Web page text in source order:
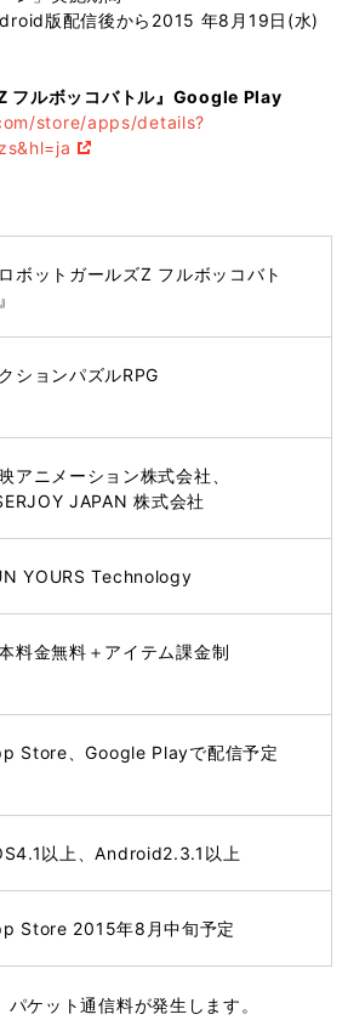
版配信後から2015 年8月19日(水)
フルボッコバトル』Google Play
store/apps/details?
ロボットガールズZ フルボッコバト
ションパズルRPG
アニメーション株式会社、
JAPAN 株式会社
YOURS Technology
料金無料＋アイテム課金制
Store、Google Playで配信予定
以上、Android2.3.1以上
Store 2015年8月中旬予定
ケット通信料が発生します。